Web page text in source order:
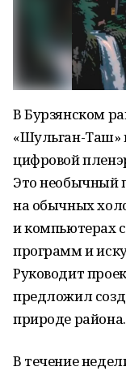
В Бурзянском
«Шульган-Таш»
цифровой
Это необычный
на обычных
и компьютерах
программ и
Руководит
предложил
природе района.
В течение